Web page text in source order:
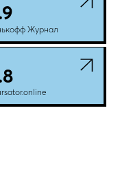
Журнал